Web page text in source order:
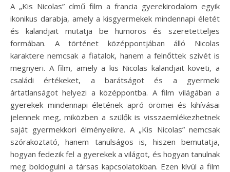
A „Kis Nicolas” című film a francia gyerekirodalom egyik
ikonikus darabja, amely a kisgyermekek mindennapi életét
és kalandjait mutatja be humoros és szeretetteljes
formában. A történet középpontjában álló Nicolas
karaktere nemcsak a fiatalok, hanem a felnőttek szívét is
megnyeri. A film, amely a kis Nicolas kalandjait követi, a
családi értékeket, a barátságot és a gyermeki
ártatlanságot helyezi a középpontba. A film világában a
gyerekek mindennapi életének apró örömei és kihívásai
jelennek meg, miközben a szülők is visszaemlékezhetnek
saját gyermekkori élményeikre. A „Kis Nicolas” nemcsak
szórakoztató, hanem tanulságos is, hiszen bemutatja,
hogyan fedezik fel a gyerekek a világot, és hogyan tanulnak
meg boldogulni a társas kapcsolatokban. Ezen kívül a film